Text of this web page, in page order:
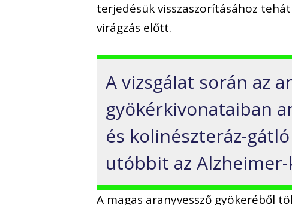
terjedésük visszaszorításához
virágzás előtt.
A vizsgálat során az
gyökérkivonataiban
és kolinészteráz-
utóbbit az
A magas aranyvessző gyökeréből